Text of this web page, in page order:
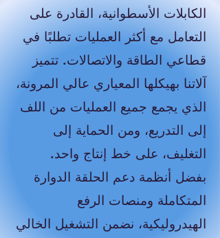
الكابلات الأسطوانية، القادرة على
التعامل مع أكثر العمليات تطلبًا في
قطاعي الطاقة والاتصالات. تتميز
آلاتنا بهيكلها المعياري عالي المرونة،
الذي يجمع جميع العمليات من اللف
إلى التدريع، ومن الحماية إلى
التغليف، على خط إنتاج واحد.
بفضل أنظمة دعم الحلقة الدوارة
المتكاملة ومنصات الرفع
الهيدروليكية، نضمن التشغيل الخالي